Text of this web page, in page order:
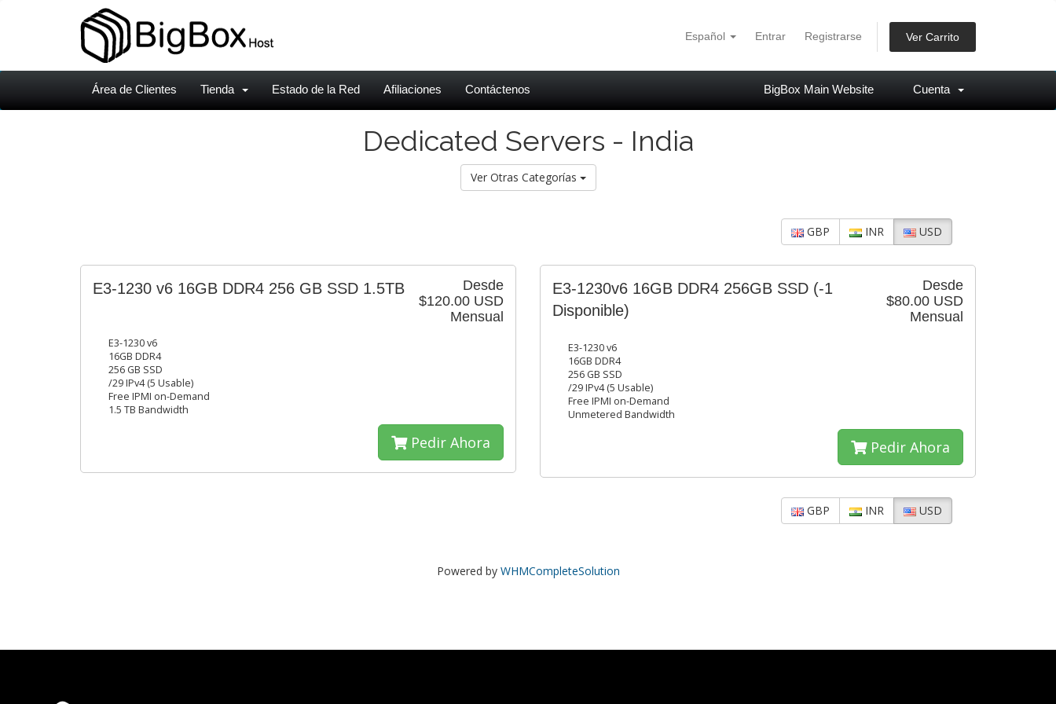
Español Entrar Registrarse Ver Carrito
Área de Clientes Tienda Estado de la Red Afiliaciones Contáctenos BigBox Main Website Cuenta
Dedicated Servers - India
Ver Otras Categorías
GBP INR USD
Desde
$120.00 USD
Mensual
E3-1230 v6 16GB DDR4 256 GB SSD 1.5TB
E3-1230 v6
16GB DDR4
256 GB SSD
/29 IPv4 (5 Usable)
Free IPMI on-Demand
1.5 TB Bandwidth
Pedir Ahora
Desde
$80.00 USD
Mensual
E3-1230v6 16GB DDR4 256GB SSD (-1
Disponible)
E3-1230 v6
16GB DDR4
256 GB SSD
/29 IPv4 (5 Usable)
Free IPMI on-Demand
Unmetered Bandwidth
Pedir Ahora
GBP INR USD
Powered by WHMCompleteSolution